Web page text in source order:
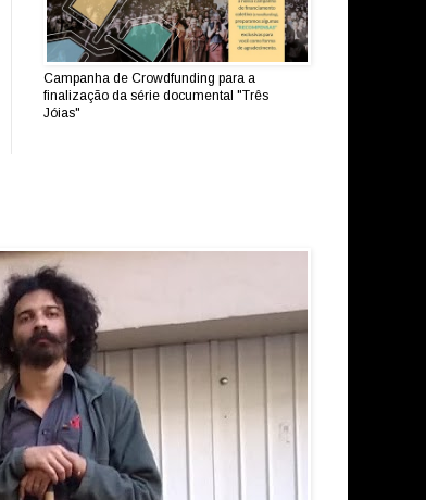
Campanha de Crowdfunding para a
finalização da série documental "Três
Jóias"